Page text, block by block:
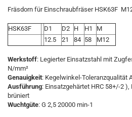
Fräsdorn für Einschraubfräser HSK63F
HSK63F D1 D2 H H1
M
12.5
21 84 58 M12
Werkstoff: Legierter Einsatzstahl mit
N/mm²
Genauigkeit: Kegelwinkel-Toleranzqualität
Ausführung: Einsatzgehärtet HRC 58+/-2
brüniert
Wuchtgüte: G 2,5 20000 min-1